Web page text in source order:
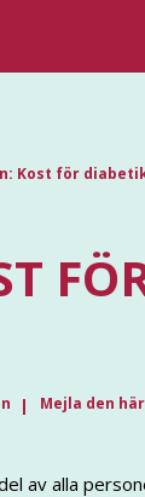
Kost för
Mejla den
av alla